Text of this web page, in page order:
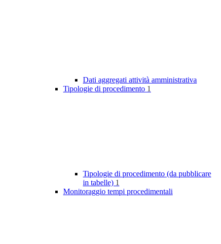
Dati aggregati attività amministrativa
Tipologie di procedimento 1
Tipologie di procedimento (da pubblicare
in tabelle) 1
Monitoraggio tempi procedimentali